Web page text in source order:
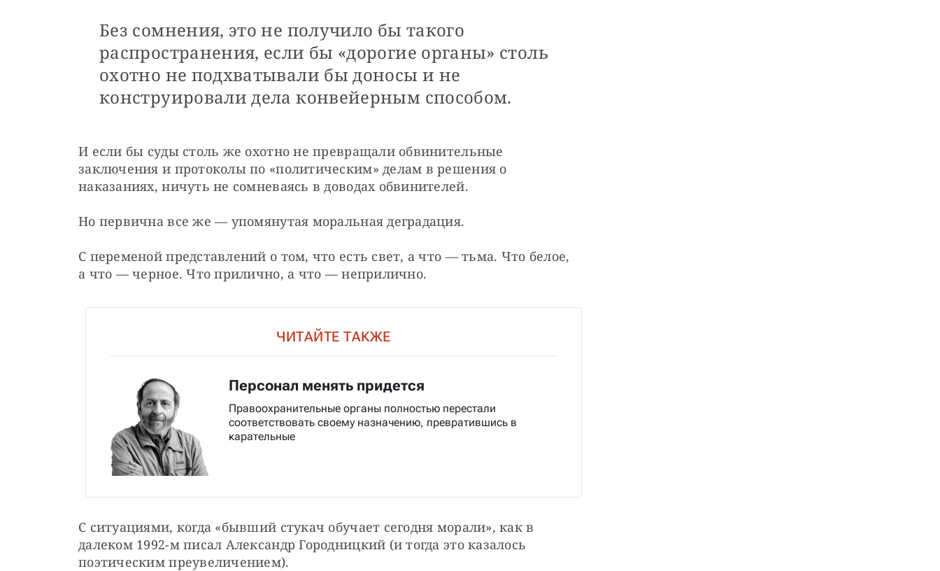
Без сомнения, это не получило бы такого
распространения, если бы «дорогие органы» столь
охотно не подхватывали бы доносы и не
конструировали дела конвейерным способом.
И если бы суды столь же охотно не превращали обвинительные
заключения и протоколы по «политическим» делам в решения о
наказаниях, ничуть не сомневаясь в доводах обвинителей.
Но первична все же — упомянутая моральная деградация.
С переменой представлений о том, что есть свет, а что — тьма. Что белое,
а что — черное. Что прилично, а что — неприлично.
ЧИТАЙТЕ ТАКЖЕ
Персонал менять придется
Правоохранительные органы полностью перестали
соответствовать своему назначению, превратившись в
карательные
С ситуациями, когда «бывший стукач обучает сегодня морали», как в
далеком 1992-м писал Александр Городницкий (и тогда это казалось
поэтическим преувеличением).